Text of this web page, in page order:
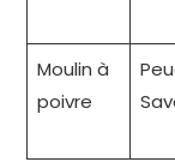
Moulin à
poivre